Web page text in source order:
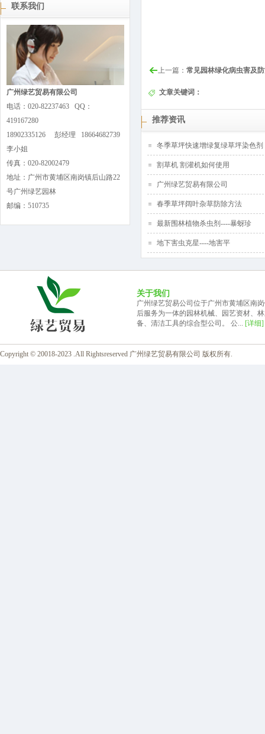
联系我们
广州绿艺贸易有限公司
电话：020-82237463 QQ：
419167280
18902335126 彭经理 18664682739
李小姐
传真：020-82002479
地址：广州市黄埔区南岗镇后山路22
号广州绿艺园林
邮编：510735
上一篇： 常见园林绿化病虫害及
文章关键词：
推荐资讯
冬季草坪快速增绿复绿草坪染色剂
割草机 割灌机如何使用
广州绿艺贸易有限公司
春季草坪阔叶杂草防除方法
最新围林植物杀虫剂----暴蚜珍
地下害虫克星----地害平
关于我们
广州绿艺贸易公司位于广州市黄埔区南
后服务为一体的园林机械、园艺资材、
备、清洁工具的综合型公司。 公... [详细]
Copyright © 20018-2023 .All Rightsreserved 广州绿艺贸易有限公司 版权所有.